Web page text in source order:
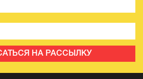
НА РАССЫЛКУ